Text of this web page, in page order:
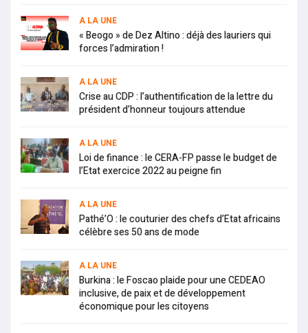
A LA UNE
« Beogo » de Dez Altino : déjà des lauriers qui
forces l’admiration !
A LA UNE
Crise au CDP : l’authentification de la lettre du
président d’honneur toujours attendue
A LA UNE
Loi de finance : le CERA-FP passe le budget de
l’Etat exercice 2022 au peigne fin
A LA UNE
Pathé’O : le couturier des chefs d’Etat africains
célèbre ses 50 ans de mode
A LA UNE
Burkina : le Foscao plaide pour une CEDEAO
inclusive, de paix et de développement
économique pour les citoyens